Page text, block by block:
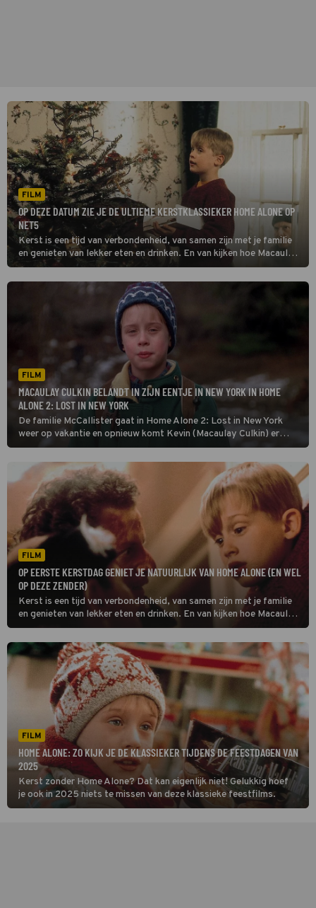
FILM
OP DEZE DATUM ZIE JE DE ULTIEME KERSTKLASSIEKER HOME ALONE OP
NET5
Kerst is een tijd van verbondenheid, van samen zijn met je familie
en genieten van lekker eten en drinken. En van kijken hoe Macaulay
Culkin het in Home Alone in z’n uppie opneemt tegen twee
inbrekers.
FILM
MACAULAY CULKIN BELANDT IN ZIJN EENTJE IN NEW YORK IN HOME
ALONE 2: LOST IN NEW YORK
De familie McCallister gaat in Home Alone 2: Lost in New York
weer op vakantie en opnieuw komt Kevin (Macaulay Culkin) er
alleen voor te staan. Hij stapt per ongeluk in het verkeerde
vliegtuig en belandt in New York. Daar komt hij zijn oude rivalen
weer tegen: de inbrekers Harry en Marv.
FILM
OP EERSTE KERSTDAG GENIET JE NATUURLIJK VAN HOME ALONE (EN WEL
OP DEZE ZENDER)
Kerst is een tijd van verbondenheid, van samen zijn met je familie
en genieten van lekker eten en drinken. En van kijken hoe Macaulay
Culkin het in Home Alone in z’n uppie opneemt tegen twee
inbrekers.
FILM
HOME ALONE: ZO KIJK JE DE KLASSIEKER TIJDENS DE FEESTDAGEN VAN
2025
Kerst zonder Home Alone? Dat kan eigenlijk niet! Gelukkig hoef
je ook in 2025 niets te missen van deze klassieke feestfilms.